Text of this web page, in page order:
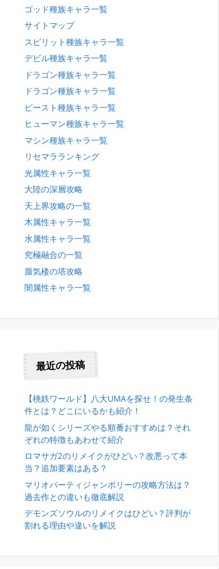
ゴッド種族キャラ一覧
サイトマップ
スピリット種族キャラ一覧
デビル種族キャラ一覧
ドラゴン種族キャラ一覧
ドラゴン種族キャラ一覧
ビースト種族キャラ一覧
ヒューマン種族キャラ一覧
マシン種族キャラ一覧
リセマラランキング
光属性キャラ一覧
大陸の深層攻略
天上界攻略の一覧
木属性キャラ一覧
水属性キャラ一覧
究極融合の一覧
蜃気楼の塔攻略
闇属性キャラ一覧
最近の投稿
【桃鉄ワールド】八大UMAを探せ！の発生条
件とは？どこにいるかも紹介！
龍が如くシリーズやる順番おすすめは？それ
ぞれの特徴もあわせて紹介
ロマサガ2のリメイクがひどい？改悪って本
当？追加要素はある？
マリオパーティジャンボリーの攻略方法は？
過去作との違いも徹底解説
デモンズソウルのリメイクはひどい？評判が
割れる理由や違いを解説